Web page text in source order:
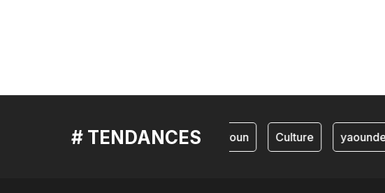
# TENDANCEScameroun Culture yaounde